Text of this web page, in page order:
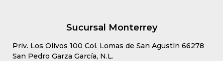
Sucursal Monterrey
Priv. Los Olivos 100 Col. Lomas de San Agustín 66278
San Pedro Garza García, N.L.